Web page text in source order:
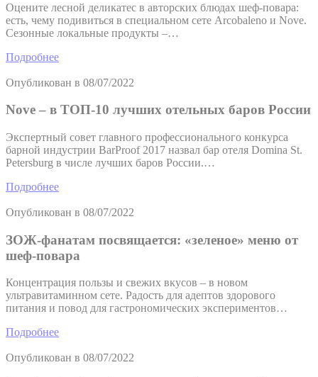
Оцените лесной деликатес в авторских блюдах шеф-повара:
есть, чему подивиться в специальном сете Arcobaleno и Nove.
Сезонные локальные продукты –…
Подробнее
Опубликован в 08/07/2022
Nove – в ТОП-10 лучших отельных баров России
Экспертный совет главного профессионального конкурса
барной индустрии BarProof 2017 назвал бар отеля Domina St.
Petersburg в числе лучших баров России.…
Подробнее
Опубликован в 08/07/2022
ЗОЖ-фанатам посвящается: «зеленое» меню от
шеф-повара
Концентрация пользы и свежих вкусов – в новом
ультравитаминном сете. Радость для адептов здорового
питания и повод для гастрономических экспериментов…
Подробнее
Опубликован в 08/07/2022